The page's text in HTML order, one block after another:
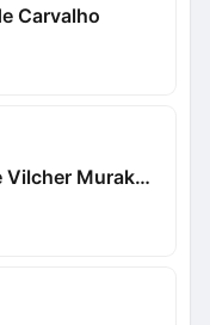
Carvalho
Sergio Henrique Vilcher Murakami